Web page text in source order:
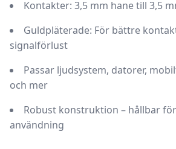
Kontakter: 3,5 mm hane till 3,5
Guldpläterade: För bättre
signalförlust
Passar ljudsystem, datorer,
och mer
Robust konstruktion – hållbar
användning